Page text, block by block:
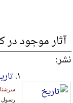
آثار موجود در
نشر:
۱.
رسول